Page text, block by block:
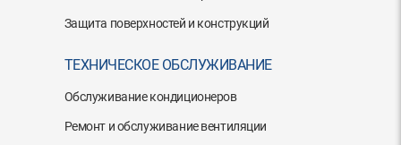
Защита поверхностей и конструкций
ТЕХНИЧЕСКОЕ ОБСЛУЖИВАНИЕ
Обслуживание кондиционеров
Ремонт и обслуживание вентиляции